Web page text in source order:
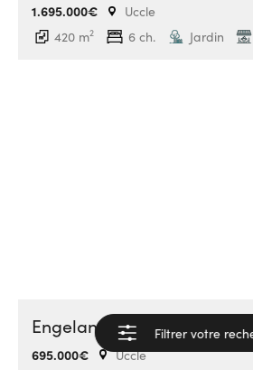
1.695.000€
Uccle
420 m2 6 ch. Jardin
Engeland 573
695.000€ Uccle
Filtrer votre
Voir les